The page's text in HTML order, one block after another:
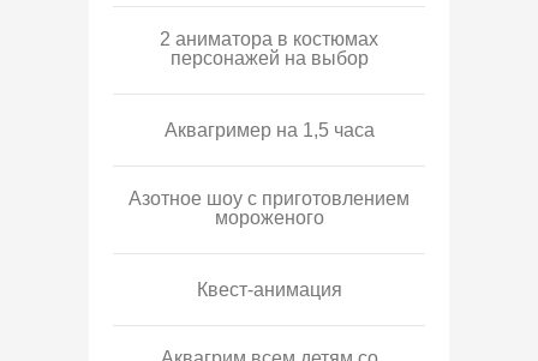
2 аниматора в костюмах
персонажей на выбор
Аквагример на 1,5 часа
Азотное шоу с приготовлением
мороженого
Квест-анимация